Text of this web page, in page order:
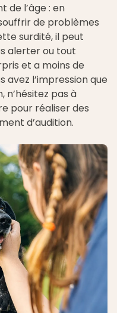
de l’âge : en
de problèmes
surdité, il peut
alerter ou tout
et a moins de
avez l’impression que
n’hésitez pas à
pour réaliser des
d’audition.